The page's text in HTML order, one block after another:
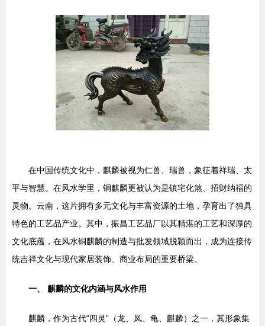
在中国传统文化中，麒麟被视为仁兽、瑞兽，象征着祥瑞、太
平与智慧。在风水学里，铜麒麟更被认为是镇宅化煞、招财纳福的
灵物。云南，这片拥有多元文化与丰富资源的土地，孕育出了独具
特色的工艺品产业。其中，振昌工艺品厂以其精湛的工艺和深厚的
文化底蕴，在风水铜麒麟的制造与批发领域脱颖而出，成为连接传
统吉祥文化与现代家居装饰、商业布局的重要桥梁。
一、 麒麟的文化内涵与风水作用
麒麟，作为古代“四灵”（龙、凤、龟、麒麟）之一，其形象集